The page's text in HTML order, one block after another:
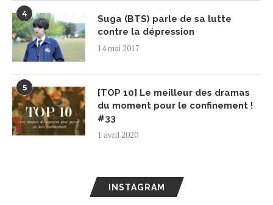
4
Suga (BTS) parle de sa lutte
contre la dépression
14 mai 2017
5
[TOP 10] Le meilleur des dramas
du moment pour le confinement !
#33
1 avril 2020
INSTAGRAM